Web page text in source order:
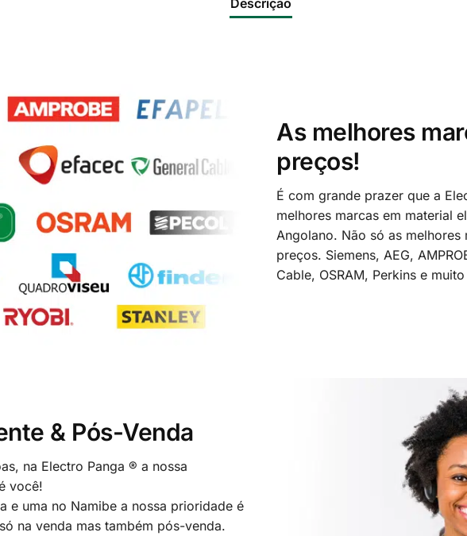
As melhores
preços!
É com grande prazer que a
melhores marcas em material
Angolano. Não só as
preços. Siemens, AEG,
Cable, OSRAM, Perkins e
& Pós-Venda
na Electro Panga ® a nossa
você!
e uma no Namibe a nossa prioridade é
na venda mas também pós-venda.